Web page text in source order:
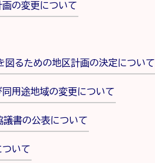
の変更について
図るための地区計画の決定について
用途地域の変更について
議書の公表について
いて